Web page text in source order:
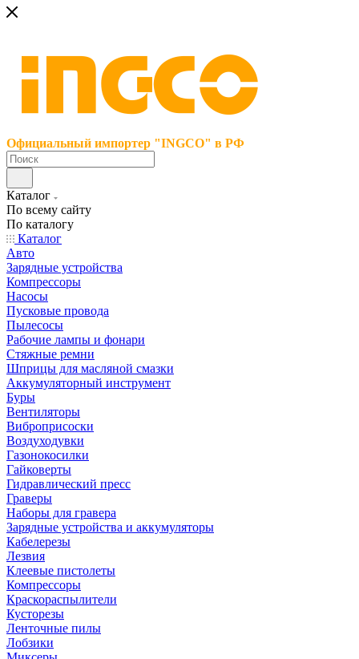
Официальный импортер "INGCO" в РФ
Каталог
По всему сайту
По каталогу
Каталог
Авто
Зарядные устройства
Компрессоры
Насосы
Пусковые провода
Пылесосы
Рабочие лампы и фонари
Стяжные ремни
Шприцы для масляной смазки
Аккумуляторный инструмент
Буры
Вентиляторы
Виброприсоски
Воздуходувки
Газонокосилки
Гайковерты
Гидравлический пресс
Граверы
Наборы для гравера
Зарядные устройства и аккумуляторы
Кабелерезы
Лезвия
Клеевые пистолеты
Компрессоры
Краскораспылители
Кусторезы
Ленточные пилы
Лобзики